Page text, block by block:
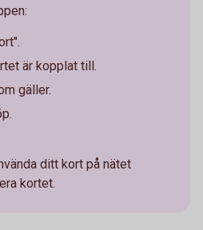
är kopplat till.
gäller.
ditt kort på nätet
kortet.